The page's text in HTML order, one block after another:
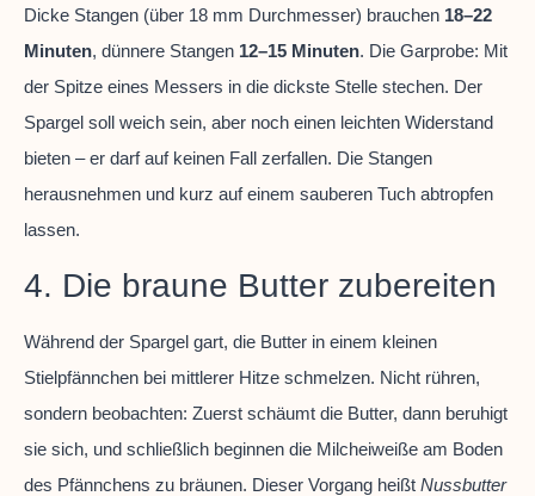
Dicke Stangen (über 18 mm Durchmesser) brauchen 18–22
Minuten, dünnere Stangen 12–15 Minuten. Die Garprobe: Mit
der Spitze eines Messers in die dickste Stelle stechen. Der
Spargel soll weich sein, aber noch einen leichten Widerstand
bieten – er darf auf keinen Fall zerfallen. Die Stangen
herausnehmen und kurz auf einem sauberen Tuch abtropfen
lassen.
4. Die braune Butter zubereiten
Während der Spargel gart, die Butter in einem kleinen
Stielpfännchen bei mittlerer Hitze schmelzen. Nicht rühren,
sondern beobachten: Zuerst schäumt die Butter, dann beruhigt
sie sich, und schließlich beginnen die Milcheiweiße am Boden
des Pfännchens zu bräunen. Dieser Vorgang heißt Nussbutter